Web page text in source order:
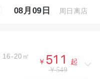
08月09日 周日离店
16-20㎡
￥  
起
￥549